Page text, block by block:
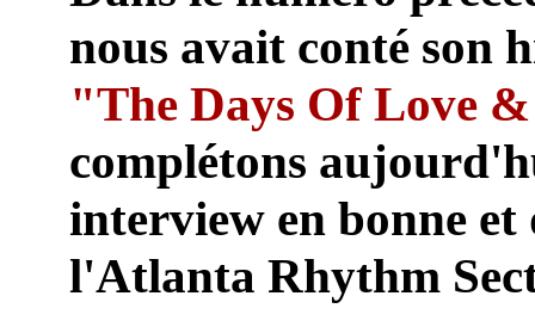
nous avait conté son
"The Days Of Love
complétons
interview en bonne
l'Atlanta Rhythm